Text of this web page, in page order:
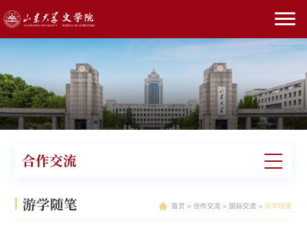
合作交流
游学随笔 首页 > 合作交流> 国际交流> 游学随笔